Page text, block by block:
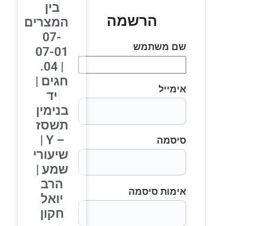
הרשמה
שם משתמש
אימייל
סיסמה
אימות סיסמה
בין
המצרים
07-
07-01
| 04.
חגים |
בנימין
תשסז
– Y |
שיעורי
שמע |
הרב
יואל
חקון